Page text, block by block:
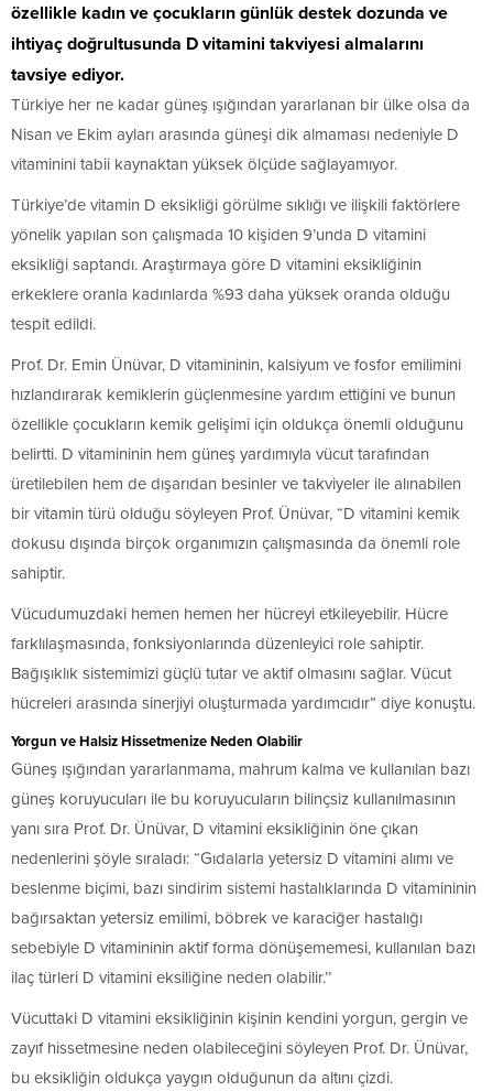
özellikle kadın ve çocukların günlük destek dozunda ve
ihtiyaç doğrultusunda D vitamini takviyesi almalarını
tavsiye ediyor.
Türkiye her ne kadar güneş ışığından yararlanan bir ülke olsa da
Nisan ve Ekim ayları arasında güneşi dik almaması nedeniyle D
vitaminini tabii kaynaktan yüksek ölçüde sağlayamıyor.
Türkiye’de vitamin D eksikliği görülme sıklığı ve ilişkili faktörlere
yönelik yapılan son çalışmada 10 kişiden 9’unda D vitamini
eksikliği saptandı. Araştırmaya göre D vitamini eksikliğinin
erkeklere oranla kadınlarda %93 daha yüksek oranda olduğu
tespit edildi.
Prof. Dr. Emin Ünüvar, D vitamininin, kalsiyum ve fosfor emilimini
hızlandırarak kemiklerin güçlenmesine yardım ettiğini ve bunun
özellikle çocukların kemik gelişimi için oldukça önemli olduğunu
belirtti. D vitamininin hem güneş yardımıyla vücut tarafından
üretilebilen hem de dışarıdan besinler ve takviyeler ile alınabilen
bir vitamin türü olduğu söyleyen Prof. Ünüvar, “D vitamini kemik
dokusu dışında birçok organımızın çalışmasında da önemli role
sahiptir.
Vücudumuzdaki hemen hemen her hücreyi etkileyebilir. Hücre
farklılaşmasında, fonksiyonlarında düzenleyici role sahiptir.
Bağışıklık sistemimizi güçlü tutar ve aktif olmasını sağlar. Vücut
hücreleri arasında sinerjiyi oluşturmada yardımcıdır” diye konuştu.
Yorgun ve Halsiz Hissetmenize Neden Olabilir
Güneş ışığından yararlanmama, mahrum kalma ve kullanılan bazı
güneş koruyucuları ile bu koruyucuların bilinçsiz kullanılmasının
yanı sıra Prof. Dr. Ünüvar, D vitamini eksikliğinin öne çıkan
nedenlerini şöyle sıraladı: “Gıdalarla yetersiz D vitamini alımı ve
beslenme biçimi, bazı sindirim sistemi hastalıklarında D vitamininin
bağırsaktan yetersiz emilimi, böbrek ve karaciğer hastalığı
sebebiyle D vitamininin aktif forma dönüşememesi, kullanılan bazı
ilaç türleri D vitamini eksiliğine neden olabilir.’’
Vücuttaki D vitamini eksikliğinin kişinin kendini yorgun, gergin ve
zayıf hissetmesine neden olabileceğini söyleyen Prof. Dr. Ünüvar,
bu eksikliğin oldukça yaygın olduğunun da altını çizdi.